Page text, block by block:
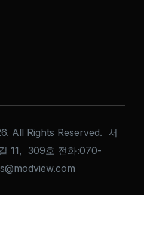
All Rights Reserved. 서
11, 309호 전화:070-